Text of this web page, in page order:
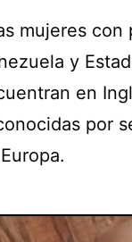
mujeres con
y
en
por